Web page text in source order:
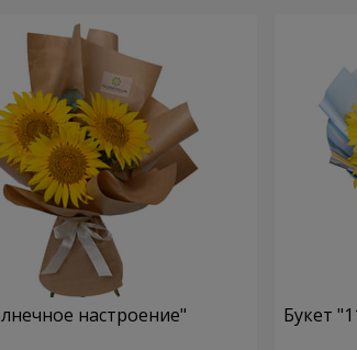
настроение" Букет